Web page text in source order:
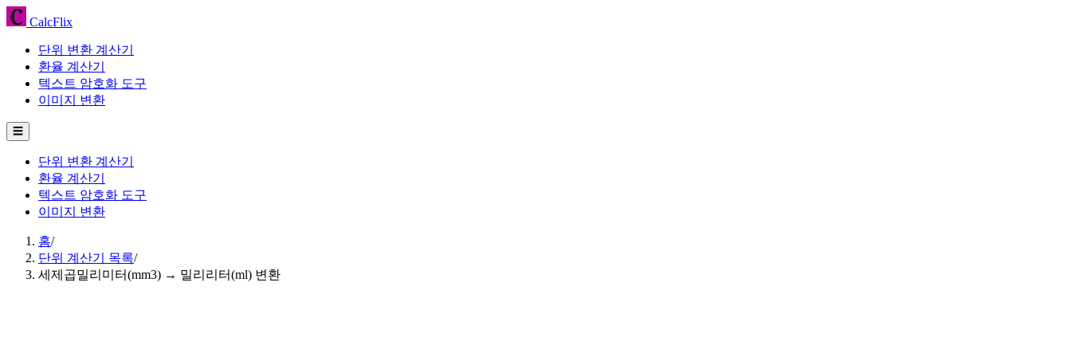
CalcFlix
단위 변환 계산기
환율 계산기
텍스트 암호화 도구
이미지 변환
☰
단위 변환 계산기
환율 계산기
텍스트 암호화 도구
이미지 변환
홈/
단위 계산기 목록/
세제곱밀리미터(mm3) → 밀리리터(ml) 변환